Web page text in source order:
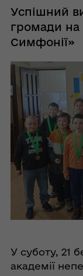
Успішний
громади на
Симфонії»
У суботу, 21
академії